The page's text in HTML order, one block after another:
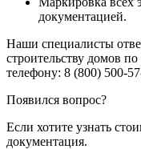
документацией.
Наши специалисты
строительству домов
телефону: 8 (800) 500-
Появился вопрос?
Если хотите узнать
документация.